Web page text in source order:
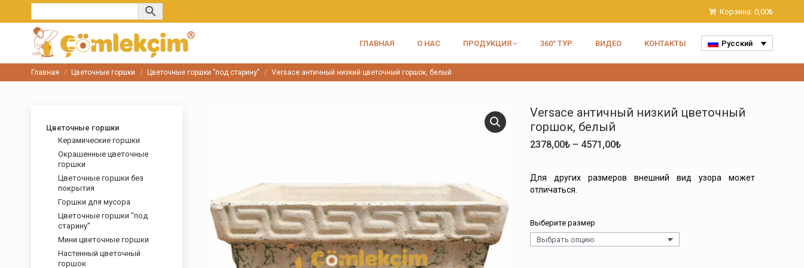
Корзина: 0,00₺
ГЛАВНАЯ О НАС ПРОДУКЦИЯ 360° ТУР ВИДЕО КОНТАКТЫ Русский
Вы здесь:
Главная Цветочные горшки Цветочные горшки "под старину" Versace античный низкий цветочный горшок, белый
Versace античный низкий цветочный
горшок, белый
2378,00₺ – 4571,00₺Диапазон
–
Для других размеров внешний вид узора может
отличаться.
Выберите размер
Цветочные горшки
Керамические горшки
Окрашенные цветочные
горшки
Цветочные горшки без
покрытия
Горшки для мусора
Цветочные горшки "под
старину"
Мини цветочные горшки
Настенный цветочный
горшок